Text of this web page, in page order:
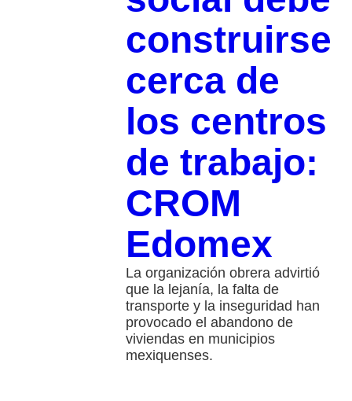
construirse
cerca de
los centros
de trabajo:
CROM
Edomex
La organización obrera advirtió
que la lejanía, la falta de
transporte y la inseguridad han
provocado el abandono de
viviendas en municipios
mexiquenses.